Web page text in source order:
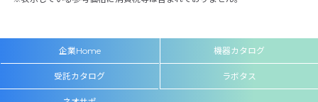
企業Home 機器カタログ
受託カタログ ラボタス